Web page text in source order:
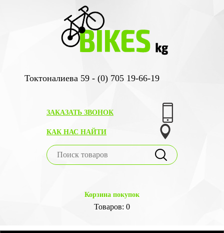
Токтоналиева 59 - (0) 705 19-66-19
ЗАКАЗАТЬ ЗВОНОК
КАК НАС НАЙТИ
Корзина покупок
Товаров: 0